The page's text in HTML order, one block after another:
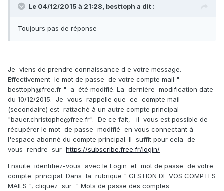
Le 04/12/2015 à 21:28, besttoph a dit :
Toujours pas de réponse
Je viens de prendre connaissance d e votre message.
Effectivement le mot de passe de votre compte mail "
besttoph@free.fr " a été modifié. La dernière modification date
du 10/12/2015. Je vous rappelle que ce compte mail
(secondaire) est rattaché à un autre compte principal
"bauer.christophe@free.fr". De ce fait, il vous est possible de
récupérer le mot de passe modifié en vous connectant à
l'espace abonné du compte principal. Il suffit pour cela de
vous rendre sur https://subscribe.free.fr/login/
Ensuite identifiez-vous avec le Login et mot de passe de votre
compte principal. Dans la rubrique " GESTION DE VOS COMPTES
MAILS ", cliquez sur " Mots de passe des comptes